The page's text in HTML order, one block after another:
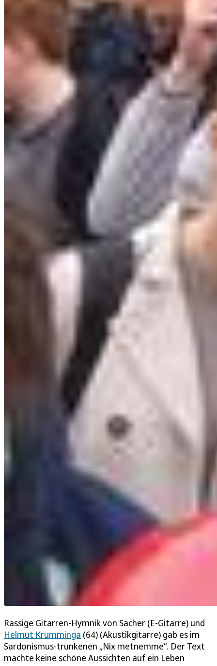
Rassige Gitarren-Hymnik von Sacher (E-Gitarre) und
Helmut Krumminga (64) (Akustikgitarre) gab es im
Sardonismus-trunkenen „Nix metnemme“. Der Text
machte keine schöne Aussichten auf ein Leben